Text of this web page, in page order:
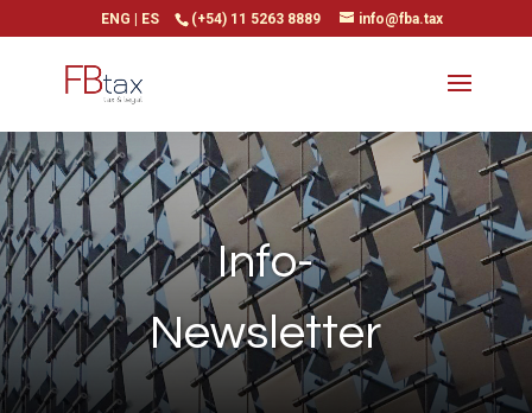
ENG ES (+54) 11 5263 8889 info@fba.tax
Info-
Newsletter